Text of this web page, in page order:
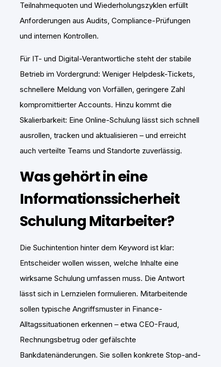
Teilnahmequoten und Wiederholungszyklen erfüllt
Anforderungen aus Audits, Compliance-Prüfungen
und internen Kontrollen.
Für IT- und Digital-Verantwortliche steht der stabile
Betrieb im Vordergrund: Weniger Helpdesk-Tickets,
schnellere Meldung von Vorfällen, geringere Zahl
kompromittierter Accounts. Hinzu kommt die
Skalierbarkeit: Eine Online-Schulung lässt sich schnell
ausrollen, tracken und aktualisieren – und erreicht
auch verteilte Teams und Standorte zuverlässig.
Was gehört in eine
Informationssicherheit
Schulung Mitarbeiter?
Die Suchintention hinter dem Keyword ist klar:
Entscheider wollen wissen, welche Inhalte eine
wirksame Schulung umfassen muss. Die Antwort
lässt sich in Lernzielen formulieren. Mitarbeitende
sollen typische Angriffsmuster in Finance-
Alltagssituationen erkennen – etwa CEO-Fraud,
Rechnungsbetrug oder gefälschte
Bankdatenänderungen. Sie sollen konkrete Stop-and-